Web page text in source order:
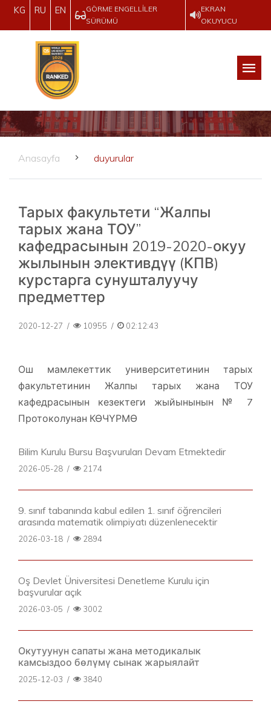
KG RU EN
GÖRME ENGELLILER
SÜRÜMÜ
EKRAN
OKUYUCU
Anasayfa duyurular
Тарых факультети “Жалпы
тарых жана ТОУ”
кафедрасынын 2019-2020-окуу
жылынын элективдүү (КПВ)
курстарга сунушталуучу
предметтер
2020-12-27 / 10955 / 02:12:43
Ош мамлекеттик университетинин тарых
факультетинин Жалпы тарых жана ТОУ
кафедрасынын кезектеги жыйынынын № 7
Протоколунан КӨЧҮРМӨ
Bilim Kurulu Bursu Başvuruları Devam Etmektedir
2026-05-28 / 2174
9. sınıf tabanında kabul edilen 1. sınıf öğrencileri
arasında matematik olimpiyatı düzenlenecektir
2026-03-18 / 2894
Oş Devlet Üniversitesi Denetleme Kurulu için
başvurular açık
2026-03-05 / 3002
Окутуунун сапаты жана методикалык
камсыздоо бөлүмү сынак жарыялайт
2025-12-03 / 3840